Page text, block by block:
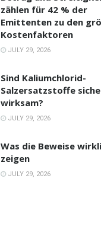
zählen für 42 % der
Emittenten zu den
Kostenfaktoren
JULY 29, 2026
Sind Kaliumchlorid-
Salzersatzstoffe
wirksam?
JULY 29, 2026
Was die Beweise
zeigen
JULY 29, 2026